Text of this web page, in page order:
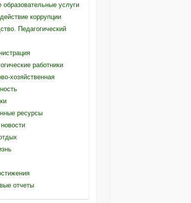
образовательные услуги
коррупции
Педагогический
работники
хозяйственная
ресурсы
отчеты